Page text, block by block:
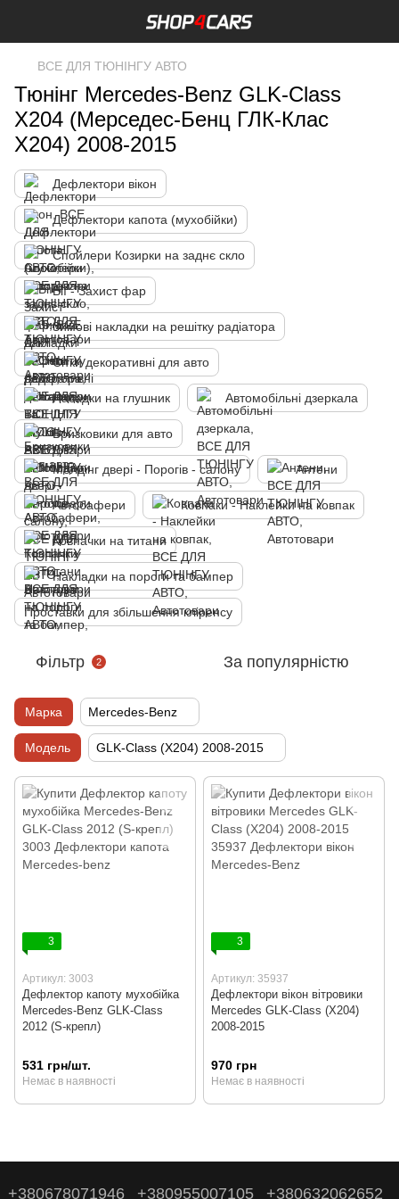
ВСЕ ДЛЯ ТЮНІНГУ АВТО
Тюнінг Mercedes-Benz GLK-Class
X204 (Мерседес-Бенц ГЛК-Клас
X204) 2008-2015
Дефлектори вікон
Дефлектори капота (мухобійки)
Спойлери Козирки на заднє скло
Вії - Захист фар
Зимові накладки на решітку радіатора
Сітки декоративні для авто
Насадки на глушник Автомобільні дзеркала
Бризковики для авто
Молдінг двері - Порогів - салону Антени
Автобафери Ковпаки - Наклейки на ковпак
Ковпачки на титани
Накладки на пороги та бампер
Проставки для збільшення кліренсу
Фільтр 2 За популярністю
Марка Mercedes-Benz
Модель GLK-Class (X204) 2008-2015
3
Артикул: 3003
Дефлектор капоту мухобійка
Mercedes-Benz GLK-Class
2012 (S-крепл)
531 грн/шт.
Немає в наявності
3
Артикул: 35937
Дефлектори вікон вітровики
Mercedes GLK-Class (X204)
2008-2015
970 грн
Немає в наявності
+380678071946 +380955007105 +380632062652